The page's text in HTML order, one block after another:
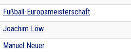
Fußball-Europameisterschaft
Joachim Löw
Manuel Neuer